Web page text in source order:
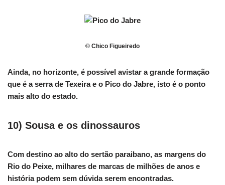
© Chico Figueiredo
Ainda, no horizonte, é possível avistar a grande formação
que é a serra de Texeira e o Pico do Jabre, isto é o ponto
mais alto do estado.
10) Sousa e os dinossauros
Com destino ao alto do sertão paraibano, as margens do
Rio do Peixe, milhares de marcas de milhões de anos e
história podem sem dúvida serem encontradas.